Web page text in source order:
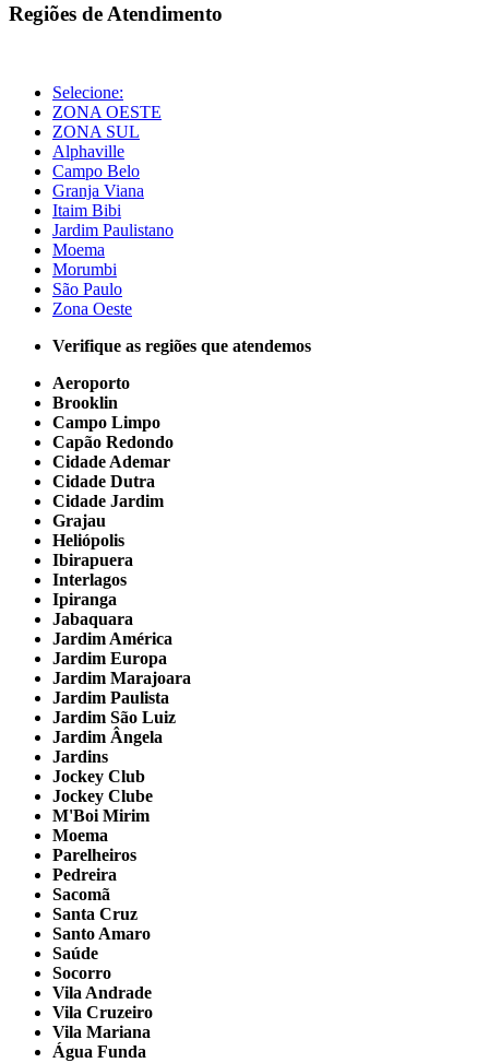
Regiões de Atendimento
Selecione:
ZONA OESTE
ZONA SUL
Alphaville
Campo Belo
Granja Viana
Itaim Bibi
Jardim Paulistano
Moema
Morumbi
São Paulo
Zona Oeste
Verifique as regiões que atendemos
Aeroporto
Brooklin
Campo Limpo
Capão Redondo
Cidade Ademar
Cidade Dutra
Cidade Jardim
Grajau
Heliópolis
Ibirapuera
Interlagos
Ipiranga
Jabaquara
Jardim América
Jardim Europa
Jardim Marajoara
Jardim Paulista
Jardim São Luiz
Jardim Ângela
Jardins
Jockey Club
Jockey Clube
M'Boi Mirim
Moema
Parelheiros
Pedreira
Sacomã
Santa Cruz
Santo Amaro
Saúde
Socorro
Vila Andrade
Vila Cruzeiro
Vila Mariana
Água Funda